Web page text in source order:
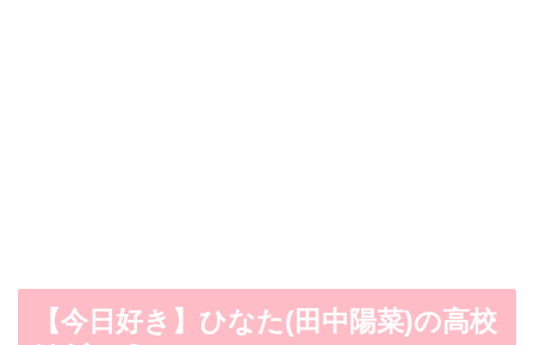
【今日好き】ひなた(田中陽菜)の高校